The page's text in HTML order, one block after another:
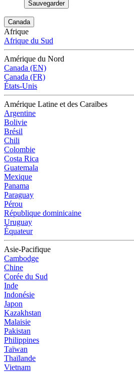
Sauvegarder
Canada
Afrique
Afrique du Sud
Amérique du Nord
Canada (EN)
Canada (FR)
États-Unis
Amérique Latine et des Caraïbes
Argentine
Bolivie
Brésil
Chili
Colombie
Costa Rica
Guatemala
Mexique
Panama
Paraguay
Pérou
République dominicaine
Uruguay
Équateur
Asie-Pacifique
Cambodge
Chine
Corée du Sud
Inde
Indonésie
Japon
Kazakhstan
Malaisie
Pakistan
Philippines
Taïwan
Thaïlande
Vietnam